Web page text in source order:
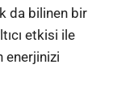
da bilinen bir
etkisi ile
enerjinizi